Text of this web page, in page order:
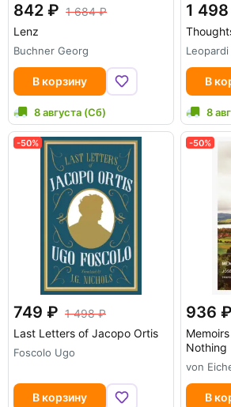
842
1 684
Lenz
Buchner Georg
В корзину
8 августа (Сб)
1 498
Leopardi
В
8
-50%
749
1 498
Last Letters of Jacopo Ortis
Foscolo Ugo
В корзину
-50%
936
Nothing
von
В